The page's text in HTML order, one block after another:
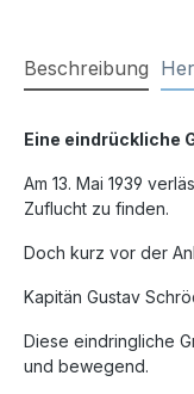
Beschreibung
Eine eindrückliche
Am 13. Mai 1939
Zuflucht zu finden.
Doch kurz vor der
Kapitän Gustav
Diese eindringliche
und bewegend.